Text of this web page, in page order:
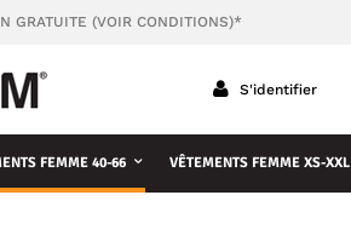
GRATUITE (VOIR CONDITIONS)*
S'identifier
FEMME 40-66 VÊTEMENTS FEMME XS-XXL